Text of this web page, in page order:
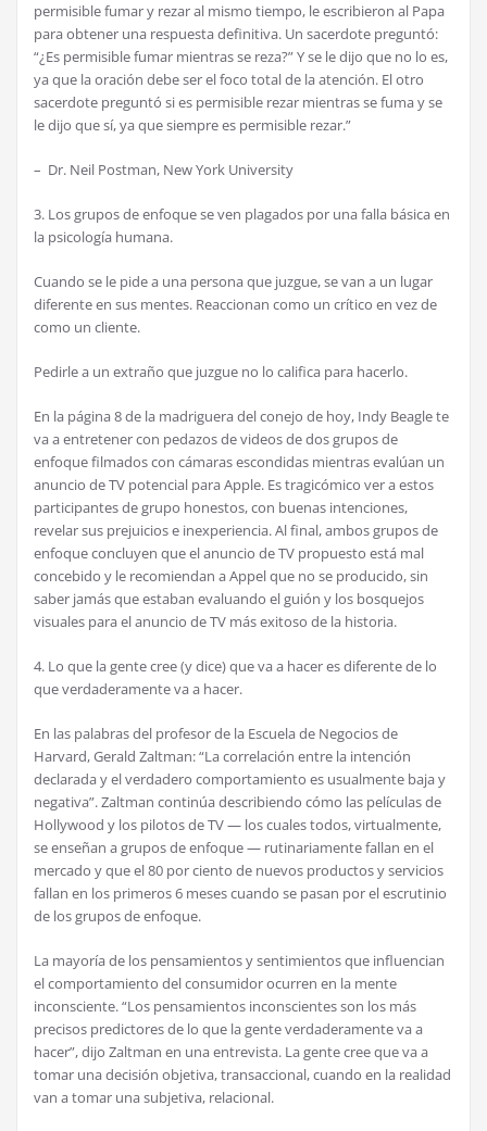
permisible fumar y rezar al mismo tiempo, le escribieron al Papa
para obtener una respuesta definitiva. Un sacerdote preguntó:
“¿Es permisible fumar mientras se reza?” Y se le dijo que no lo es,
ya que la oración debe ser el foco total de la atención. El otro
sacerdote preguntó si es permisible rezar mientras se fuma y se
le dijo que sí, ya que siempre es permisible rezar.”
– Dr. Neil Postman, New York University
3. Los grupos de enfoque se ven plagados por una falla básica en
la psicología humana.
Cuando se le pide a una persona que juzgue, se van a un lugar
diferente en sus mentes. Reaccionan como un crítico en vez de
como un cliente.
Pedirle a un extraño que juzgue no lo califica para hacerlo.
En la página 8 de la madriguera del conejo de hoy, Indy Beagle te
va a entretener con pedazos de videos de dos grupos de
enfoque filmados con cámaras escondidas mientras evalúan un
anuncio de TV potencial para Apple. Es tragicómico ver a estos
participantes de grupo honestos, con buenas intenciones,
revelar sus prejuicios e inexperiencia. Al final, ambos grupos de
enfoque concluyen que el anuncio de TV propuesto está mal
concebido y le recomiendan a Appel que no se producido, sin
saber jamás que estaban evaluando el guión y los bosquejos
visuales para el anuncio de TV más exitoso de la historia.
4. Lo que la gente cree (y dice) que va a hacer es diferente de lo
que verdaderamente va a hacer.
En las palabras del profesor de la Escuela de Negocios de
Harvard, Gerald Zaltman: “La correlación entre la intención
declarada y el verdadero comportamiento es usualmente baja y
negativa”. Zaltman continúa describiendo cómo las películas de
Hollywood y los pilotos de TV — los cuales todos, virtualmente,
se enseñan a grupos de enfoque — rutinariamente fallan en el
mercado y que el 80 por ciento de nuevos productos y servicios
fallan en los primeros 6 meses cuando se pasan por el escrutinio
de los grupos de enfoque.
La mayoría de los pensamientos y sentimientos que influencian
el comportamiento del consumidor ocurren en la mente
inconsciente. “Los pensamientos inconscientes son los más
precisos predictores de lo que la gente verdaderamente va a
hacer”, dijo Zaltman en una entrevista. La gente cree que va a
tomar una decisión objetiva, transaccional, cuando en la realidad
van a tomar una subjetiva, relacional.